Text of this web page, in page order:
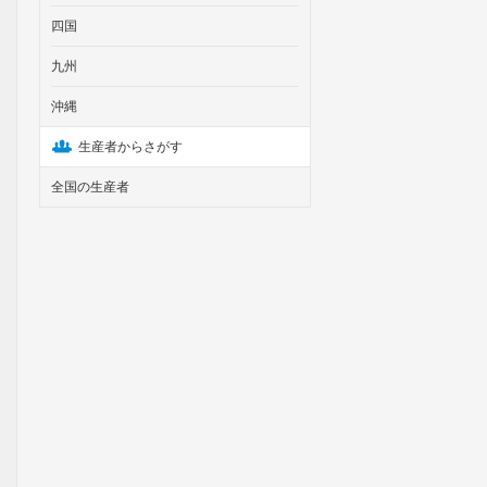
四国
九州
沖縄
生産者からさがす
全国の生産者